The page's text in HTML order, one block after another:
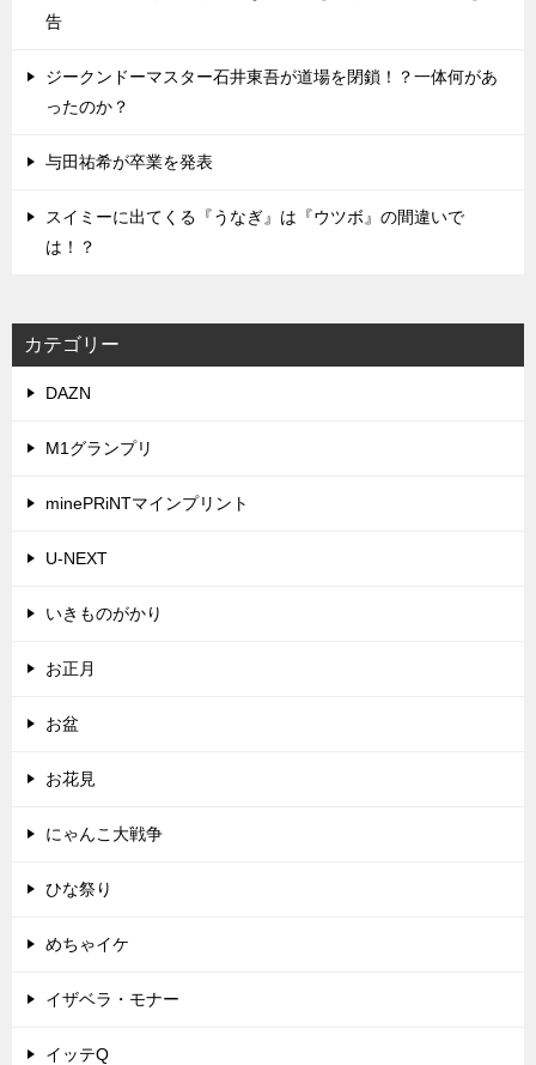
告
ジークンドーマスター石井東吾が道場を閉鎖！？一体何があ
ったのか？
与田祐希が卒業を発表
スイミーに出てくる『うなぎ』は『ウツボ』の間違いで
は！？
カテゴリー
DAZN
M1グランプリ
minePRiNTマインプリント
U-NEXT
いきものがかり
お正月
お盆
お花見
にゃんこ大戦争
ひな祭り
めちゃイケ
イザベラ・モナー
イッテQ